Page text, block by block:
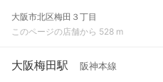
大阪市北区梅田３丁目
このページの店舗から 528 m
大阪梅田駅 阪神本線